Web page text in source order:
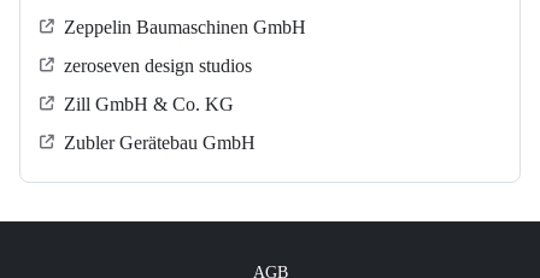
Zeppelin Baumaschinen GmbH
zeroseven design studios
Zill GmbH & Co. KG
Zubler Gerätebau GmbH
AGB